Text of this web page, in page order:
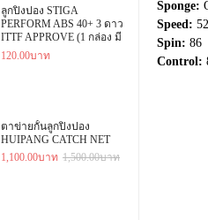
ลูกปิงปอง STIGA
PERFORM ABS 40+ 3 ดาว
ITTF APPROVE (1 กล่อง มี
3 ลูก)
120.00บาท
ตาข่ายกั้นลูกปิงปอง
HUIPANG CATCH NET
1,100.00บาท 1,500.00บาท
Sponge:
Speed: 52
Spin: 86
Control: